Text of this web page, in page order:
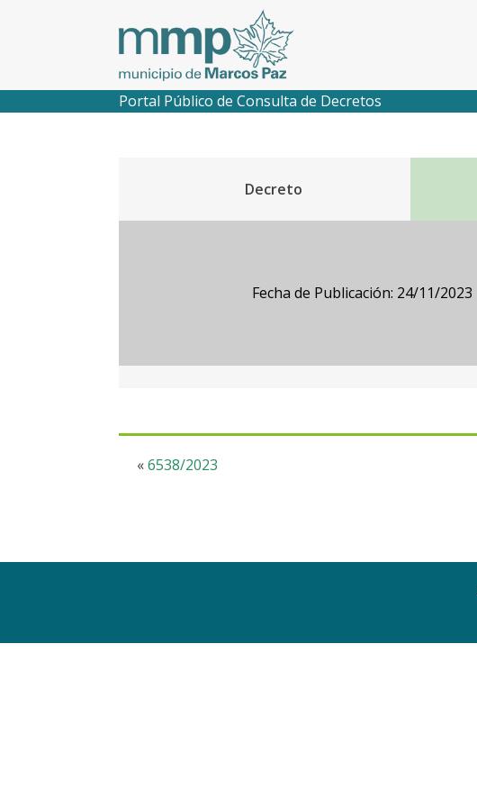
Portal Público de Consulta de Decretos
Decreto
Fecha de Publicación: 24/11/2023
«6538/2023